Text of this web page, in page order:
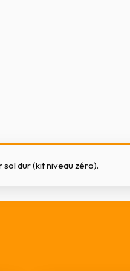
dur (kit niveau zéro).